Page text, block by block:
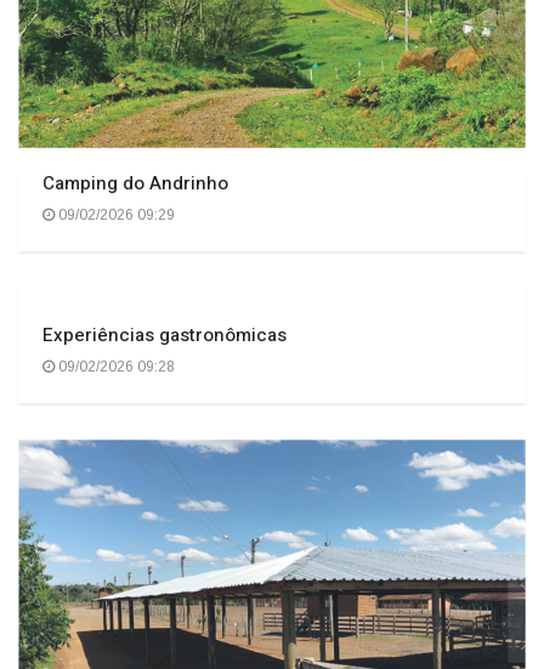
Camping do Andrinho
09/02/2026 09:29
Experiências gastronômicas
09/02/2026 09:28